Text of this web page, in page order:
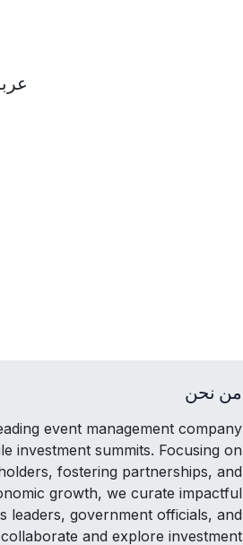
من نحن
event management company
investment summits. Focusing on
fostering partnerships, and
growth, we curate impactful
leaders, government officials, and
and explore investment